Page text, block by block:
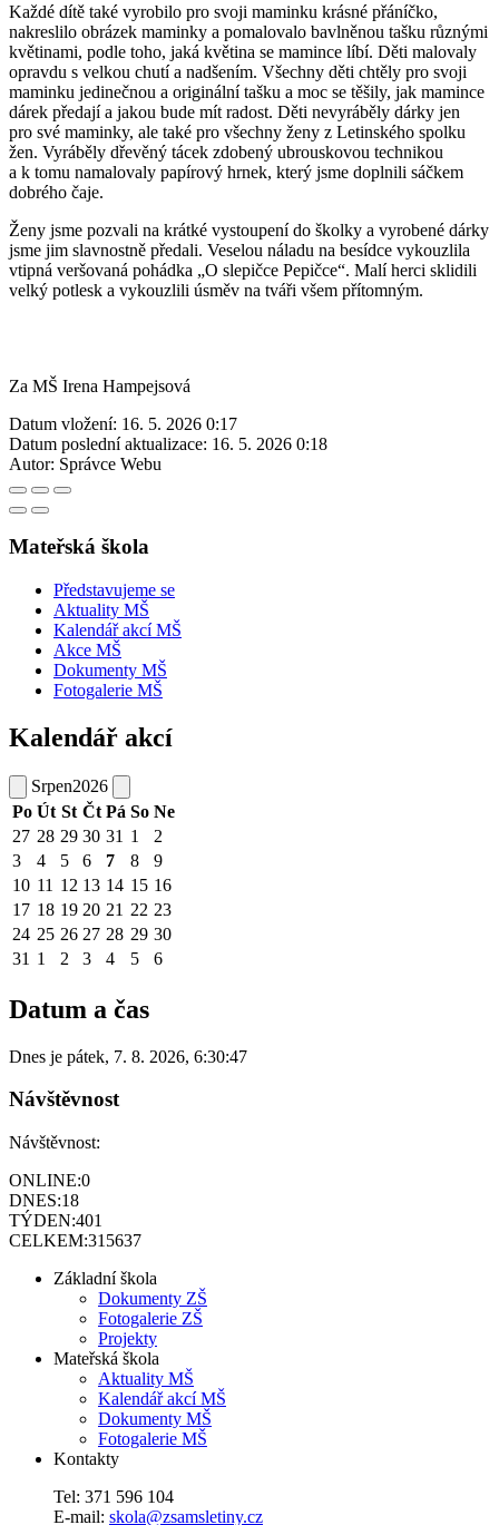
Každé dítě také vyrobilo pro svoji maminku krásné přáníčko,
nakreslilo obrázek maminky a pomalovalo bavlněnou tašku různými
květinami, podle toho, jaká květina se mamince líbí. Děti malovaly
opravdu s velkou chutí a nadšením. Všechny děti chtěly pro svoji
maminku jedinečnou a originální tašku a moc se těšily, jak mamince
dárek předají a jakou bude mít radost. Děti nevyráběly dárky jen
pro své maminky, ale také pro všechny ženy z Letinského spolku
žen. Vyráběly dřevěný tácek zdobený ubrouskovou technikou
a k tomu namalovaly papírový hrnek, který jsme doplnili sáčkem
dobrého čaje.
Ženy jsme pozvali na krátké vystoupení do školky a vyrobené dárky
jsme jim slavnostně předali. Veselou náladu na besídce vykouzlila
vtipná veršovaná pohádka „O slepičce Pepičce“. Malí herci sklidili
velký potlesk a vykouzlili úsměv na tváři všem přítomným.
Za MŠ Irena Hampejsová
Datum vložení: 16. 5. 2026 0:17
Datum poslední aktualizace: 16. 5. 2026 0:18
Autor: Správce Webu
Mateřská škola
Představujeme se
Aktuality MŠ
Kalendář akcí MŠ
Akce MŠ
Dokumenty MŠ
Fotogalerie MŠ
Kalendář akcí
Srpen2026
Po Út St Čt Pá So Ne
27 28 29 30 31 1
2
3
4 5 6 7 8
9
10 11 12 13 14 15 16
17 18 19 20 21 22 23
24 25 26 27 28 29 30
31 1 2 3 4 5 6
Datum a čas
Dnes je pátek, 7. 8. 2026, 6:30:47
Návštěvnost
Návštěvnost:
ONLINE:0
DNES:18
TÝDEN:401
CELKEM:315637
Základní škola
Dokumenty ZŠ
Fotogalerie ZŠ
Projekty
Mateřská škola
Aktuality MŠ
Kalendář akcí MŠ
Dokumenty MŠ
Fotogalerie MŠ
Kontakty
Tel: 371 596 104
E-mail: skola@zsamsletiny.cz